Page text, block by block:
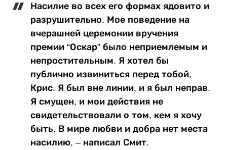
Насилие во всех его формах ядовито и
разрушительно. Мое поведение на
вчерашней церемонии вручения
премии “Оскар” было неприемлемым и
непростительным. Я хотел бы
публично извиниться перед тобой,
Крис. Я был вне линии, и я был неправ.
Я смущен, и мои действия не
свидетельствовали о том, кем я хочу
быть. В мире любви и добра нет места
насилию, – написал Смит.